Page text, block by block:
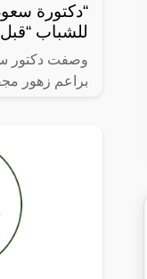
“دكتورة
للشباب “قبل
وصفت دكتور